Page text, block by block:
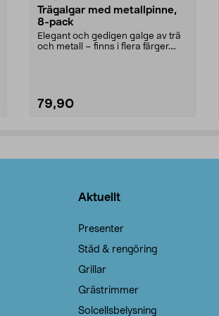
Trägalgar med metallpinne,
8-pack
Elegant och gedigen galge av trä
och metall – finns i flera färger.
79,90
Aktuellt
Presenter
Städ & rengöring
Grillar
Grästrimmer
Solcellsbelysning